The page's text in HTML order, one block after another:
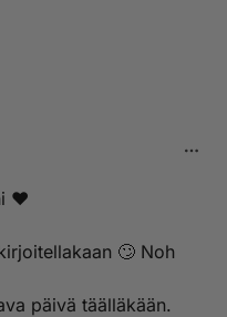
❤️
🙄 Noh
päivä täälläkään.